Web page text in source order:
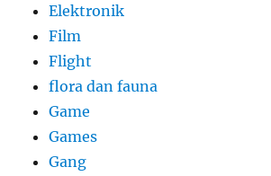
Elektronik
Film
Flight
flora dan fauna
Game
Games
Gang